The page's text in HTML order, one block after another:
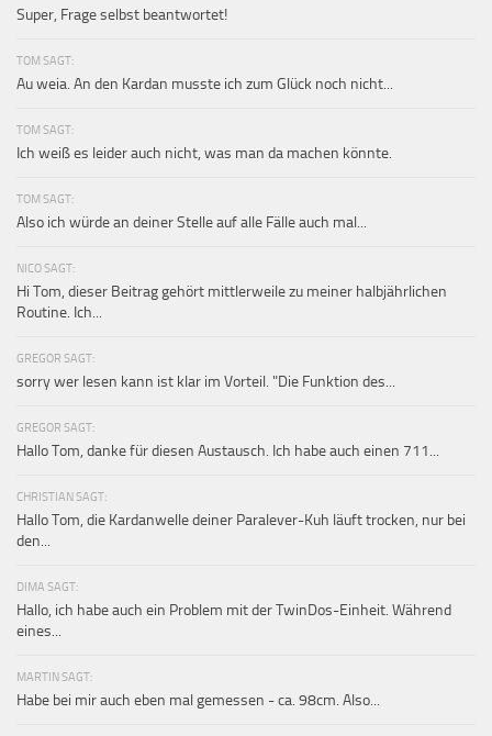
Super, Frage selbst beantwortet!
TOM SAGT:
Au weia. An den Kardan musste ich zum Glück noch nicht...
TOM SAGT:
Ich weiß es leider auch nicht, was man da machen könnte.
TOM SAGT:
Also ich würde an deiner Stelle auf alle Fälle auch mal...
NICO SAGT:
Hi Tom, dieser Beitrag gehört mittlerweile zu meiner halbjährlichen
Routine. Ich...
GREGOR SAGT:
sorry wer lesen kann ist klar im Vorteil. "Die Funktion des...
GREGOR SAGT:
Hallo Tom, danke für diesen Austausch. Ich habe auch einen 711...
CHRISTIAN SAGT:
Hallo Tom, die Kardanwelle deiner Paralever-Kuh läuft trocken, nur bei
den...
DIMA SAGT:
Hallo, ich habe auch ein Problem mit der TwinDos-Einheit. Während
eines...
MARTIN SAGT:
Habe bei mir auch eben mal gemessen - ca. 98cm. Also...